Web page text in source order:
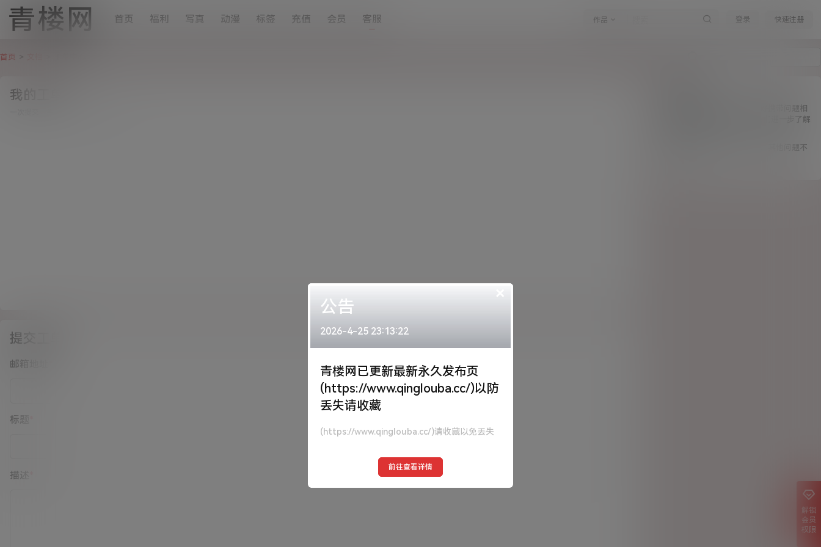
青楼网 首页 福利 写真 动漫 标签 充值 会员 客服 作品 登录 快速注册
首页
我的工单
提交工单
邮箱地址
标题
描述
1、请详细描述您的问题，最好携带问题相
关的截图与网址连接，方便我们进一步了解
2、只接受与本站相关的问题，其他问题不
×
公告
2026-4-25 23:13:22
青楼网已更新最新永久发布页
(https://www.qinglouba.cc/)以防
丢失请收藏
(https://www.qinglouba.cc/)请收藏以免丢失
前往查看详情
解锁
会员
权限